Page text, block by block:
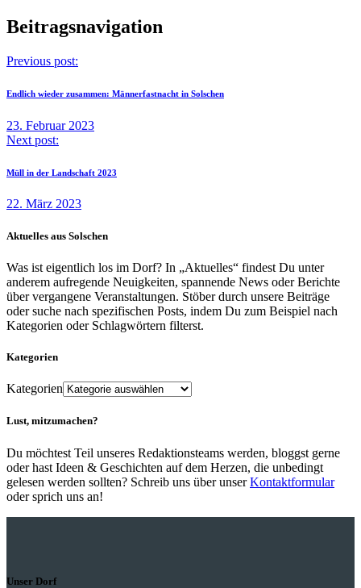
Beitragsnavigation
Previous post:
Endlich wieder zusammen: Männerfastnacht in Solschen
23. Februar 2023
Next post:
Müll in der Landschaft 2023
22. März 2023
Aktuelles aus Solschen
Was ist eigentlich los im Dorf? In „Aktuelles“ findest Du unter
anderem aufregende Neuigkeiten, spannende News oder Berichte
über vergangene Veranstaltungen. Stöber durch unsere Beiträge
oder suche nach spezifischen Posts, indem Du zum Beispiel nach
Kategorien oder Schlagwörtern filterst.
Kategorien
Kategorien
Lust, mitzumachen?
Du möchtest Teil unseres Redaktionsteams werden, bloggst gerne
oder hast Ideen & Geschichten auf dem Herzen, die unbedingt
gelesen werden sollten? Schreib uns über unserKontaktformular
oder sprich uns an!
Unser Dorf